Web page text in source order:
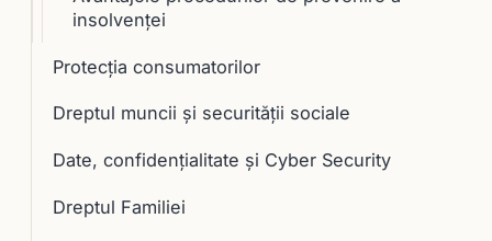
insolvenței
Protecția consumatorilor
Dreptul muncii și securității sociale
Date, confidențialitate și Cyber Security
Dreptul Familiei